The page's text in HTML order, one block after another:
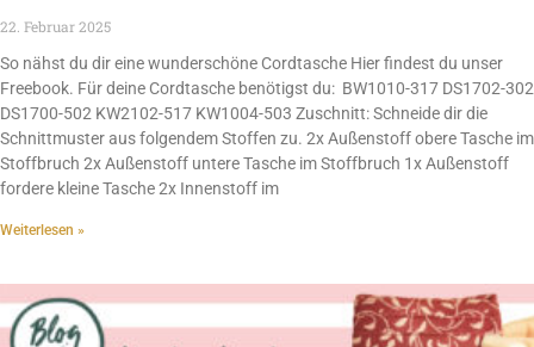
22. Februar 2025
So nähst du dir eine wunderschöne Cordtasche Hier findest du unser
Freebook. Für deine Cordtasche benötigst du: BW1010-317 DS1702-302
DS1700-502 KW2102-517 KW1004-503 Zuschnitt: Schneide dir die
Schnittmuster aus folgendem Stoffen zu. 2x Außenstoff obere Tasche im
Stoffbruch 2x Außenstoff untere Tasche im Stoffbruch 1x Außenstoff
fordere kleine Tasche 2x Innenstoff im
Weiterlesen »